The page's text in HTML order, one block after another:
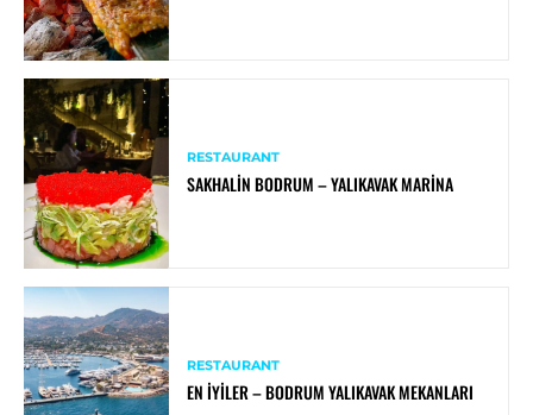
RESTAURANT
SAKHALIN BODRUM – YALIKAVAK MARINA
RESTAURANT
EN İYILER – BODRUM YALIKAVAK MEKANLARI